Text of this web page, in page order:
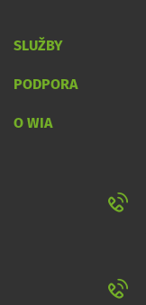
SLUŽBY
PODPORA
O WIA